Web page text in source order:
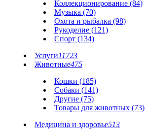
Коллекционирование (84)
Музыка (70)
Охота и рыбалка (98)
Рукоделие (121)
Спорт (134)
Услуги11723
Животные475
Кошки (185)
Собаки (141)
Другие (75)
Товары для животных (73)
Медицина и здоровье513